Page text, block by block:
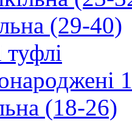
(29-40)
туфлі
(18-26)